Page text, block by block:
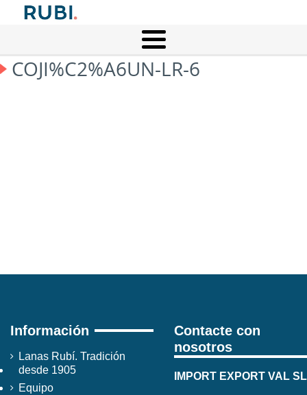
COJI%C2%A6UN-LR-6
Información
Lanas Rubí. Tradición
desde 1905
Equipo
Contacte con
nosotros
IMPORT EXPORT VAL SL